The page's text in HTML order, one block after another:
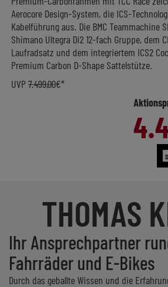
Aerocore Design-System, die ICS-
Kabelführung aus. Die BMC Teammachine
Shimano Ultegra Di2 12-fach Gruppe, dem
Laufradsatz und dem integriertem ICS2
Premium Carbon D-Shape Sattelstütze.
UVP7.499,00€*
THOMAS
Ihr Ansprechpartner
Fahrräder und E-Bikes
Durch das geballte Wissen und die